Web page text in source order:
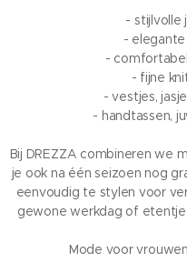
- stijlvolle
-
-
- fijne
- vestjes,
- handtassen,
Bij DREZZA combineren we
je ook na één seizoen nog
eenvoudig te stylen voor
gewone werkdag of
Mode voor